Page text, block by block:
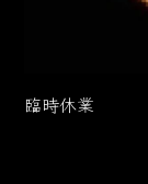
臨時休業